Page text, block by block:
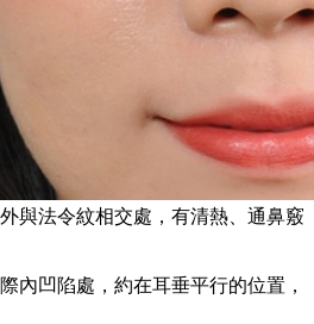
與法令紋相交處，有清熱、通鼻竅
內凹陷處，約在耳垂平行的位置，